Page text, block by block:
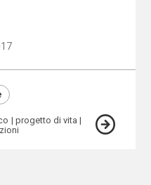
progetto di vita